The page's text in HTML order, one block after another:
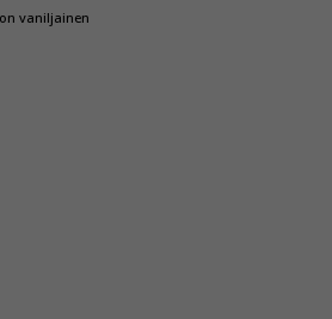
vaniljainen